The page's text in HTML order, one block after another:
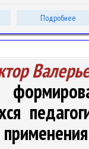
Подробнее